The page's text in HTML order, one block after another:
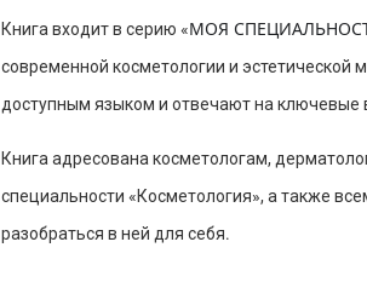
Книга входит в серию «МОЯ
современной косметологии и эстетической
доступным языком и отвечают на ключевые
Книга адресована косметологам,
специальности «Косметология», а также
разобраться в ней для себя.